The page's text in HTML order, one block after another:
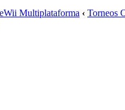
Multiplataforma ‹ Torneos